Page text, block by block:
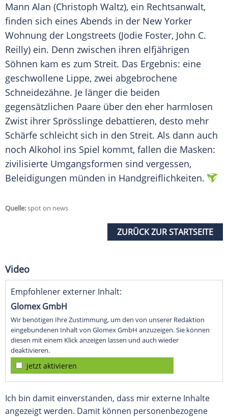
Mann Alan (Christoph Waltz), ein Rechtsanwalt,
finden sich eines Abends in der New Yorker
Wohnung der Longstreets (Jodie Foster, John C.
Reilly) ein. Denn zwischen ihren elfjährigen
Söhnen kam es zum Streit. Das Ergebnis: eine
geschwollene Lippe, zwei abgebrochene
Schneidezähne. Je länger die beiden
gegensätzlichen Paare über den eher harmlosen
Zwist ihrer Sprösslinge debattieren, desto mehr
Schärfe schleicht sich in den Streit. Als dann auch
noch Alkohol ins Spiel kommt, fallen die Masken:
zivilisierte Umgangsformen sind vergessen,
Beleidigungen münden in Handgreiflichkeiten.
Quelle:spot on news
ZURÜCK ZUR STARTSEITE
Video
Empfohlener externer Inhalt:
Glomex GmbH
Wir benötigen Ihre Zustimmung, um den von unserer Redaktion
eingebundenen Inhalt von Glomex GmbH anzuzeigen. Sie können
diesen mit einem Klick anzeigen lassen und auch wieder
deaktivieren.
jetzt aktivieren
Ich bin damit einverstanden, dass mir externe Inhalte
angezeigt werden. Damit können personenbezogene